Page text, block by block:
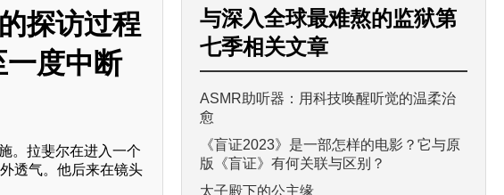
探访过程
一度中断
。拉斐尔在进入一个
透气。他后来在镜头
与深入全球最难熬的监狱第
七季相关文章
ASMR助听器：用科技唤醒听觉的温柔治
愈
《盲证2023》是一部怎样的电影？它与原
版《盲证》有何关联与区别？
太子殿下的公主缘